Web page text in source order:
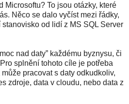
Microsoftu? To jsou otázky, které
Něco se dalo vyčíst mezi řádky,
od lidí z MS SQL Server
nad daty” každému byznysu, či
splnění tohoto cíle je potřeba
pracovat s daty odkudkoliv,
zdroje, data v cloudu, nebo data z